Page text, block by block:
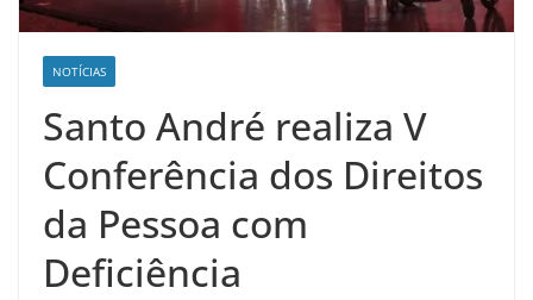
NOTÍCIAS
Santo André realiza V
Conferência dos Direitos
da Pessoa com
Deficiência